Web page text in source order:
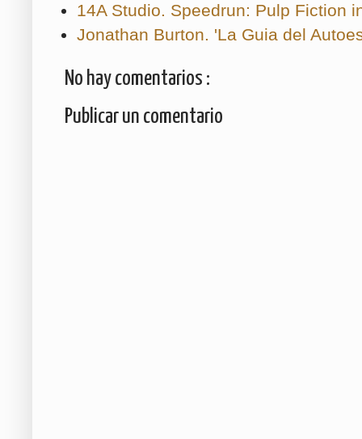
14A Studio. Speedrun: Pulp Fiction
Jonathan Burton. 'La Guia del
No hay comentarios :
Publicar un comentario